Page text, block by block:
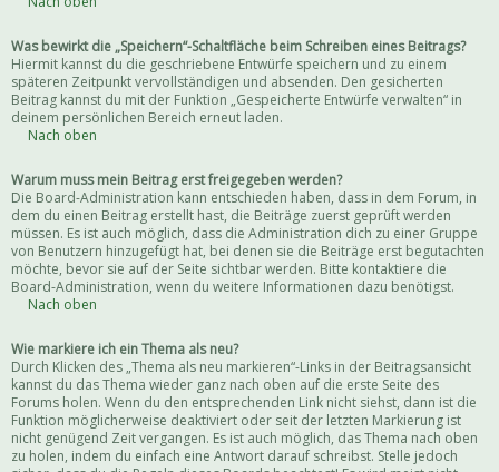
Was bewirkt die „Speichern“-Schaltfläche beim Schreiben eines Beitrags?
Hiermit kannst du die geschriebene Entwürfe speichern und zu einem
späteren Zeitpunkt vervollständigen und absenden. Den gesicherten
Beitrag kannst du mit der Funktion „Gespeicherte Entwürfe verwalten“ in
deinem persönlichen Bereich erneut laden.
Nach oben
Warum muss mein Beitrag erst freigegeben werden?
Die Board-Administration kann entschieden haben, dass in dem Forum, in
dem du einen Beitrag erstellt hast, die Beiträge zuerst geprüft werden
müssen. Es ist auch möglich, dass die Administration dich zu einer Gruppe
von Benutzern hinzugefügt hat, bei denen sie die Beiträge erst begutachten
möchte, bevor sie auf der Seite sichtbar werden. Bitte kontaktiere die
Board-Administration, wenn du weitere Informationen dazu benötigst.
Nach oben
Wie markiere ich ein Thema als neu?
Durch Klicken des „Thema als neu markieren“-Links in der Beitragsansicht
kannst du das Thema wieder ganz nach oben auf die erste Seite des
Forums holen. Wenn du den entsprechenden Link nicht siehst, dann ist die
Funktion möglicherweise deaktiviert oder seit der letzten Markierung ist
nicht genügend Zeit vergangen. Es ist auch möglich, das Thema nach oben
zu holen, indem du einfach eine Antwort darauf schreibst. Stelle jedoch